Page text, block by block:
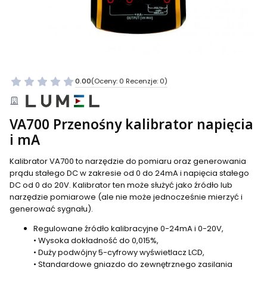
0.00(Oceny: 0 Recenzje: 0)
VA700 Przenośny kalibrator napięcia
i mA
Kalibrator VA700 to narzędzie do pomiaru oraz generowania
prądu stałego DC w zakresie od 0 do 24mA i napięcia stałego
DC od 0 do 20V. Kalibrator ten może służyć jako źródło lub
narzędzie pomiarowe (ale nie może jednocześnie mierzyć i
generować sygnału).
Regulowane źródło kalibracyjne 0-24mA i 0-20V,
• Wysoka dokładność do 0,015%,
• Duży podwójny 5-cyfrowy wyświetlacz LCD,
• Standardowe gniazdo do zewnętrznego zasilania